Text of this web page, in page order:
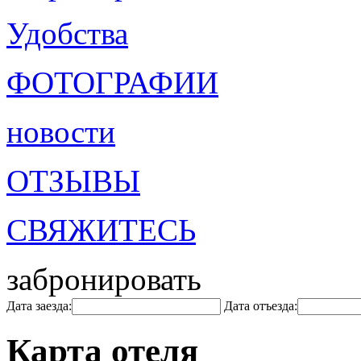
Удобства
ФОТОГРАФИИ
новости
ОТЗЫВЫ
СВЯЖИТЕСЬ
забронировать
Дата заезда: Дата отъезда:
Карта отеля